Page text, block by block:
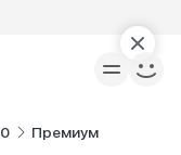
Премиум